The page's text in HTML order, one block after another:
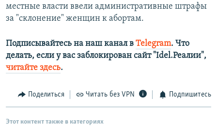
местные власти ввели административные штрафы
за "склонение" женщин к абортам.
Подписывайтесь на наш канал в Telegram. Что
делать, если у вас заблокирован сайт "Idel.Реалии",
читайте здесь.
Поделиться Читать без VPN Подпишитесь
Этот контент также в категориях